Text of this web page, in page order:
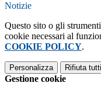
Notizie
Questo sito o gli
cookie necessari al
COOKIE POLICY.
Personalizza Rifiuta tutti
Gestione cookie